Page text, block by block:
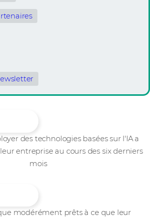
des technologies basées sur l'IA a
entreprise au cours des six derniers
mois
modérément prêts à ce que leur